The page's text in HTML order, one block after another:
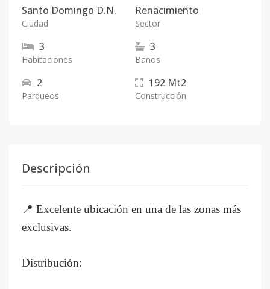
Santo Domingo D.N.
Ciudad
Renacimiento
Sector
3
Habitaciones
3
Baños
2
Parqueos
192 Mt2
Construcción
Descripción
📍 Excelente ubicación en una de las zonas más
exclusivas.
Distribución: